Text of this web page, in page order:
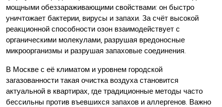
мощными обеззараживающими свойствами: он быстро
уничтожает бактерии, вирусы и запахи. За счёт высокой
реакционной способности озон взаимодействует с
органическими молекулами, разрушая вредоносные
микроорганизмы и разрушая запаховые соединения.
В Москве с её климатом и уровнем городской
загазованности такая очистка воздуха становится
актуальной в квартирах, где традиционные методы часто
бессильны против въевшихся запахов и аллергенов. Важно